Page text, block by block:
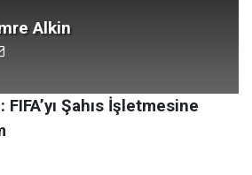
Alkin
Şahıs İşletmesine